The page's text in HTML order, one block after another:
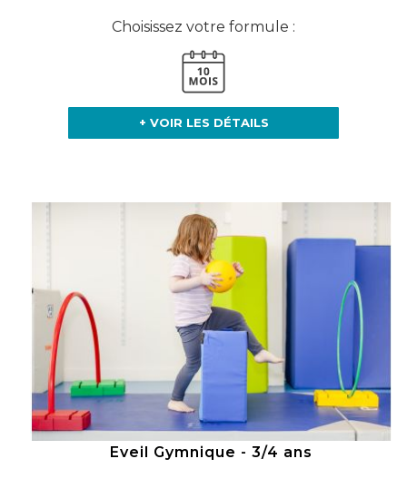
Choisissez votre formule :
+ VOIR LES DÉTAILS
Eveil Gymnique - 3/4 ans